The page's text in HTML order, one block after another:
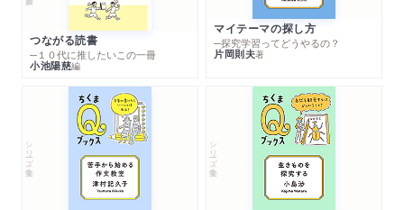
つながる読書
─１０代に推したいこの一冊
小池陽慈編
マイテーマの探し方
─探究学習ってどうやるの？
片岡則夫著
シリーズ・全集 シリーズ・全集